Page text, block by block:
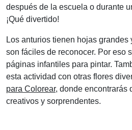
después de la escuela o durante
¡Qué divertido!
Los anturios tienen hojas
son fáciles de reconocer. Por eso
páginas infantiles para pintar.
esta actividad con otras flores
para Colorear, donde encontrarás
creativos y sorprendentes.